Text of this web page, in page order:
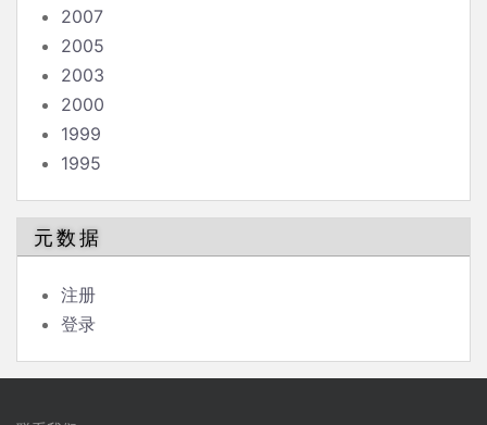
2007
2005
2003
2000
1999
1995
元数据
注册
登录